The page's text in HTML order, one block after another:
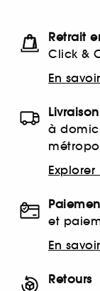
Retrait
Click &
En
à
Explorer
et
En
Retours